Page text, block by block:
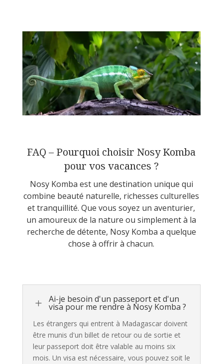
FAQ – Pourquoi choisir Nosy Komba
pour vos vacances ?
Nosy Komba est une destination unique qui
combine beauté naturelle, richesses culturelles
et tranquillité. Que vous soyez un aventurier,
un amoureux de la nature ou simplement à la
recherche de détente, Nosy Komba a quelque
chose à offrir à chacun.
L Ai-je besoin d'un passeport et d'un
visa pour me rendre à Nosy Komba ?
Les étrangers qui entrent à Madagascar doivent
être munis d'un billet de retour ou de sortie et
leur passeport doit être valable au moins six
mois. Un visa est nécessaire, vous pouvez soit le